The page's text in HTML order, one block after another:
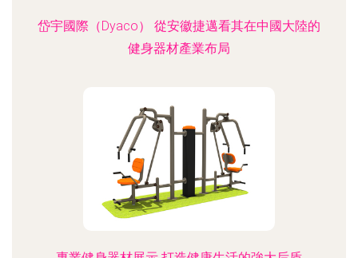
岱宇國際（Dyaco） 從安徽捷邁看其在中國大陸的
健身器材產業布局